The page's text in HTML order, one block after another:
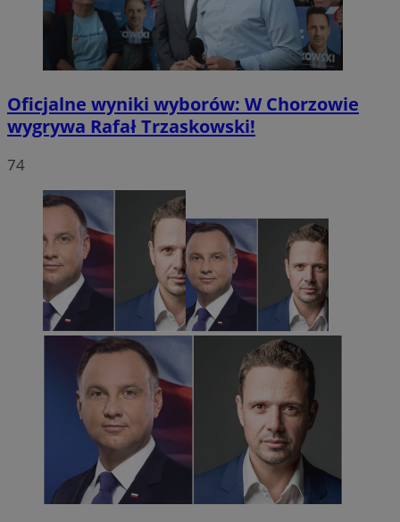
Oficjalne wyniki wyborów: W Chorzowie
wygrywa Rafał Trzaskowski!
74